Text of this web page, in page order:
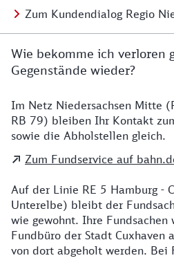
Zum Kundendialog Regio
Wie bekomme ich verloren
Gegenstände wieder?
Details zu Kontakt
Im Netz Niedersachsen Mitte
RB 79) bleiben Ihr Kontakt
sowie die Abholstellen gleich.
Zum Fundservice auf
Auf der Linie RE 5 Hamburg -
Unterelbe) bleibt der
wie gewohnt. Ihre
Fundbüro der Stadt Cuxhaven
von dort abgeholt werden. Bei